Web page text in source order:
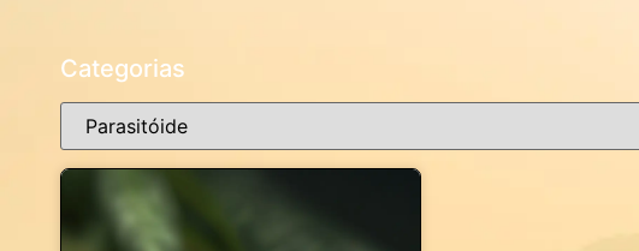
Categorias